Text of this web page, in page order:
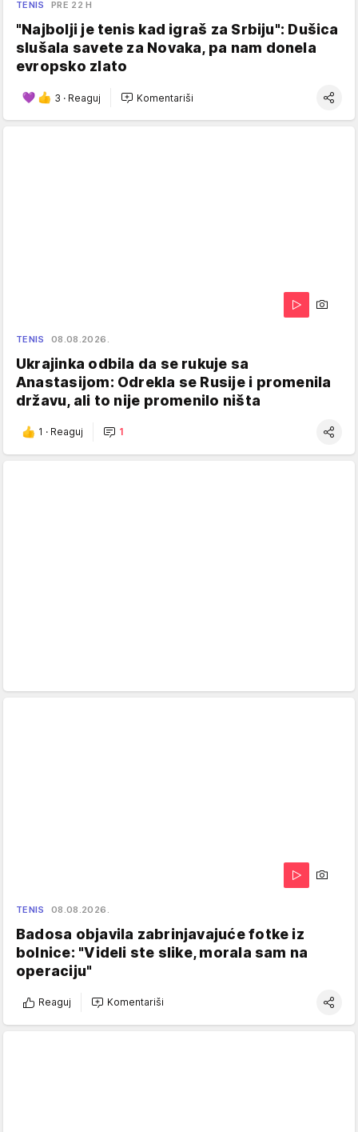
TENIS PRE 22 H
"Najbolji je tenis kad igraš za Srbiju": Dušica
slušala savete za Novaka, pa nam donela
evropsko zlato
3 · Reaguj Komentariši
TENIS 08.08.2026.
Ukrajinka odbila da se rukuje sa
Anastasijom: Odrekla se Rusije i promenila
državu, ali to nije promenilo ništa
1 · Reaguj 1
TENIS 08.08.2026.
Badosa objavila zabrinjavajuće fotke iz
bolnice: "Videli ste slike, morala sam na
operaciju"
Reaguj Komentariši